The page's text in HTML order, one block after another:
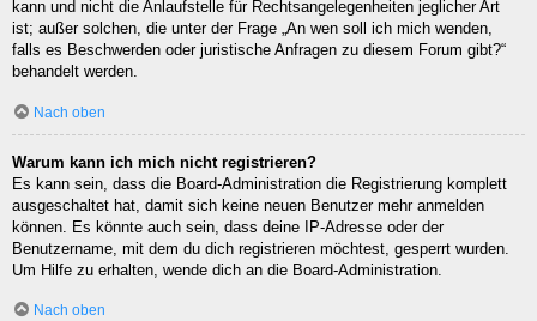
kann und nicht die Anlaufstelle für Rechtsangelegenheiten jeglicher Art
ist; außer solchen, die unter der Frage „An wen soll ich mich wenden,
falls es Beschwerden oder juristische Anfragen zu diesem Forum gibt?“
behandelt werden.
Nach oben
Warum kann ich mich nicht registrieren?
Es kann sein, dass die Board-Administration die Registrierung komplett
ausgeschaltet hat, damit sich keine neuen Benutzer mehr anmelden
können. Es könnte auch sein, dass deine IP-Adresse oder der
Benutzername, mit dem du dich registrieren möchtest, gesperrt wurden.
Um Hilfe zu erhalten, wende dich an die Board-Administration.
Nach oben